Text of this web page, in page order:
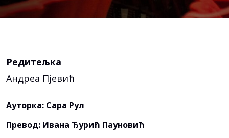
Редитељка
Андреа Пјевић
Ауторка: Сара Рул
Превод: Ивана Ђурић Пауновић